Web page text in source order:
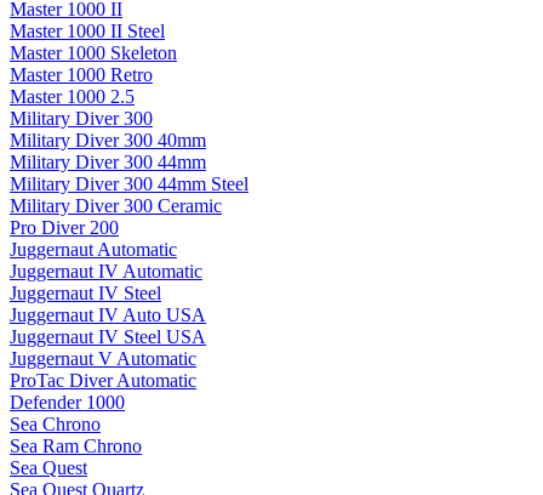
Master 1000 II
Master 1000 II Steel
Master 1000 Skeleton
Master 1000 Retro
Master 1000 2.5
Military Diver 300
Military Diver 300 40mm
Military Diver 300 44mm
Military Diver 300 44mm Steel
Military Diver 300 Ceramic
Pro Diver 200
Juggernaut Automatic
Juggernaut IV Automatic
Juggernaut IV Steel
Juggernaut IV Auto USA
Juggernaut IV Steel USA
Juggernaut V Automatic
ProTac Diver Automatic
Defender 1000
Sea Chrono
Sea Ram Chrono
Sea Quest
Sea Quest Quartz